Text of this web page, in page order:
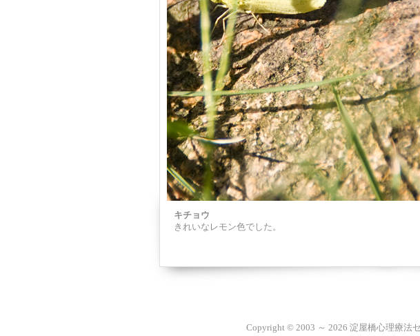
キチョウ
きれいなレモン色でした。
Copyright © 2003 ～ 2026 淀屋橋心理療法